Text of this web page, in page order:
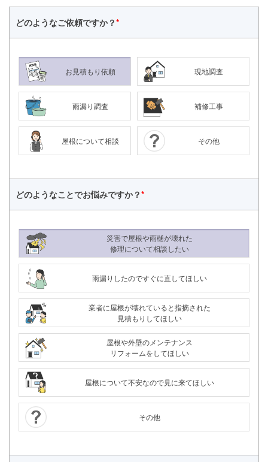
24時間365日対応
どのようなご依頼ですか？*
お見積もり依頼 現地調査
雨漏り調査 補修工事
屋根について相談 その他
どのようなことでお悩みですか？*
災害で屋根や雨樋が壊れた
修理について相談したい
雨漏りしたのですぐに直してほしい
業者に屋根が壊れていると指摘された
見積もりしてほしい
屋根や外壁のメンテナンス
リフォームをしてほしい
屋根について不安なので見に来てほしい
その他